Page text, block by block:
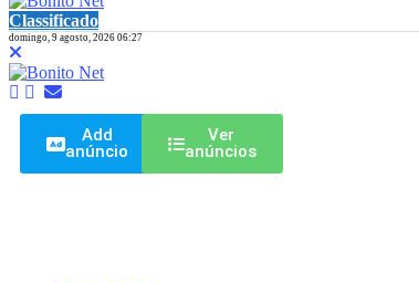
Classificado
domingo, 9 agosto, 2026 06:27
Add
anúncio
Ver
anúncios